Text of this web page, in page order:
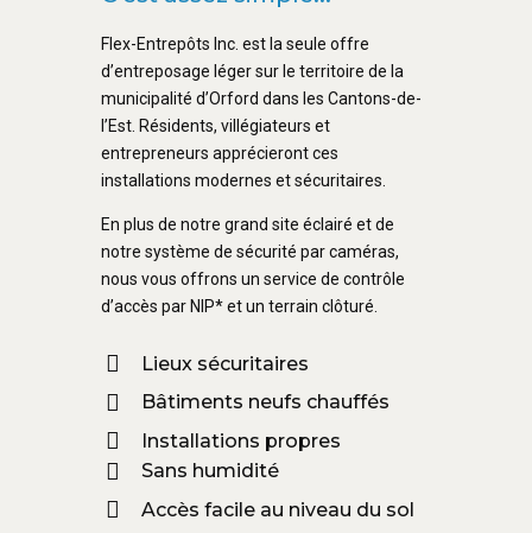
Flex-Entrepôts Inc. est la seule offre
d’entreposage léger sur le territoire de la
municipalité d’Orford dans les Cantons-de-
l’Est. Résidents, villégiateurs et
entrepreneurs apprécieront ces
installations modernes et sécuritaires.
En plus de notre grand site éclairé et de
notre système de sécurité par caméras,
nous vous offrons un service de contrôle
d’accès par NIP* et un terrain clôturé.
Lieux sécuritaires
Bâtiments neufs chauffés
Installations propres
Sans humidité
Accès facile au niveau du sol